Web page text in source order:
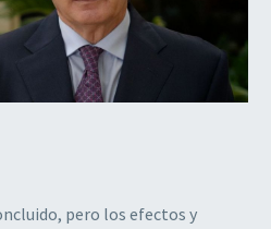
pero los efectos y